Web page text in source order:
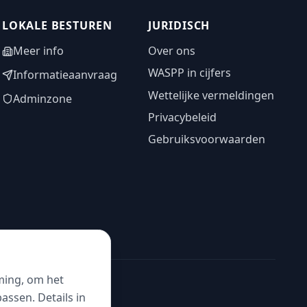
LOKALE BESTUREN
Meer info
Informatieaanvraag
Adminzone
JURIDISCH
Over ons
WASPP in cijfers
Wettelijke vermeldingen
Privacybeleid
Gebruiksvoorwaarden
om het
Details in